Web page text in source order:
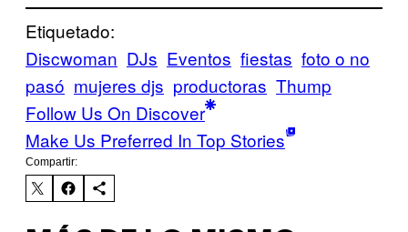
Etiquetado:
Discwoman DJs Eventos fiestas foto o no
pasó mujeres djs productoras Thump
Follow Us On Discover
Make Us Preferred In Top Stories
Compartir: